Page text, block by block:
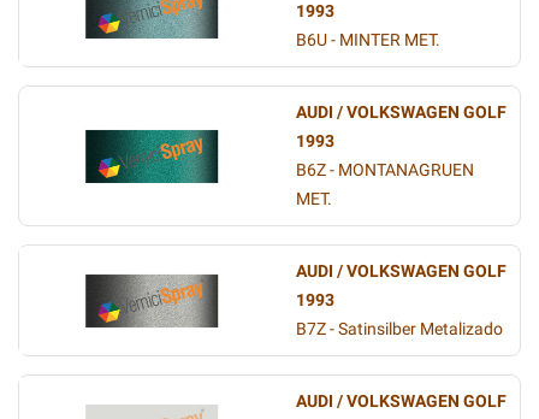
1993
B6U - MINTER MET.
AUDI / VOLKSWAGEN GOLF
1993
B6Z - MONTANAGRUEN
MET.
AUDI / VOLKSWAGEN GOLF
1993
B7Z - Satinsilber Metalizado
AUDI / VOLKSWAGEN GOLF